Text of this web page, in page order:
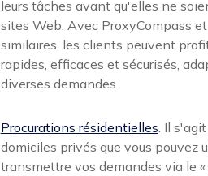
leurs tâches avant qu'elles ne
sites Web. Avec ProxyCompass
similaires, les clients peuvent
rapides, efficaces et sécurisés,
diverses demandes.
Procurations résidentielles . Il
domiciles privés que vous pouvez
transmettre vos demandes via le «